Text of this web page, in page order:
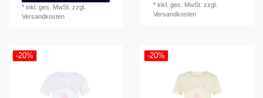
*inkl. ges. MwSt. zzgl.
Versandkosten
*inkl. ges. MwSt. zzgl.
Versandkosten
-20% -20%